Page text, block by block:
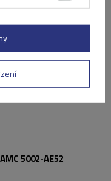
5002-AE52